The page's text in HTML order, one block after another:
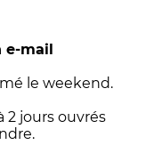
e-mail
le weekend.
2 jours ouvrés